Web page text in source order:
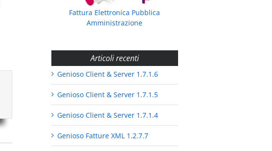
Fattura Elettronica Pubblica
Amministrazione
Articoli recenti
Genioso Client & Server 1.7.1.6
Genioso Client & Server 1.7.1.5
Genioso Client & Server 1.7.1.4
Genioso Fatture XML 1.2.7.7